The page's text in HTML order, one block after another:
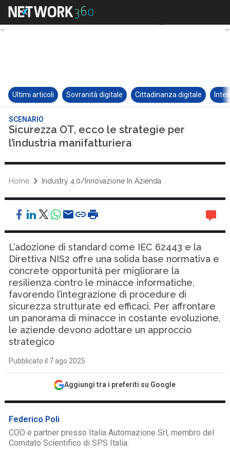
Ultimi articoli Sovranità digitale Cittadinanza digitale
SCENARIO
Sicurezza OT, ecco le strategie per
l’industria manifatturiera
Home Industry 4.0/Innovazione In Azienda
L’adozione di standard come IEC 62443 e la
Direttiva NIS2 offre una solida base normativa e
concrete opportunità per migliorare la
resilienza contro le minacce informatiche,
favorendo l’integrazione di procedure di
sicurezza strutturate ed efficaci. Per affrontare
un panorama di minacce in costante evoluzione,
le aziende devono adottare un approccio
strategico
Pubblicato il 7 ago 2025
Aggiungi tra i preferiti su Google
Federico Poli
COO e partner presso Italia Automazione Srl, membro del
Comitato Scientifico di SPS Italia.